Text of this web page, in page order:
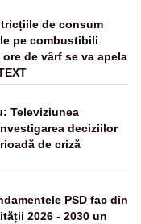
de consum
pe combustibili
de vârf se va apela
Televiziunea
deciziilor
de criză
PSD fac din
2026 - 2030 un